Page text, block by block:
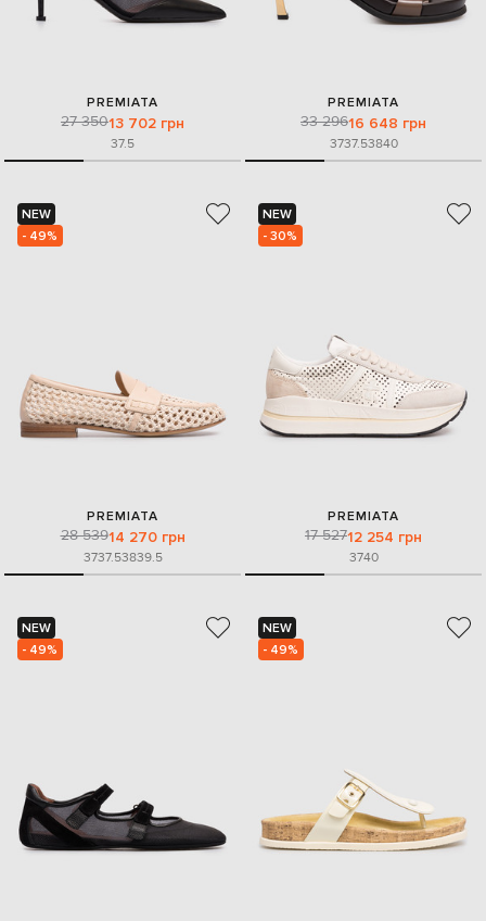
PREMIATA
27 35013 702 грн
37.5
PREMIATA
33 29616 648 грн
3737.53840
NEW
- 49%
PREMIATA
28 53914 270 грн
3737.53839.5
NEW
- 30%
PREMIATA
17 52712 254 грн
3740
NEW
- 49%
NEW
- 49%